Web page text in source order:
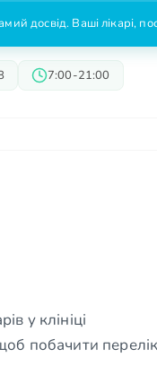
досвід. Ваші лікарі,
7:00-21:00
у клініці
побачити перелік